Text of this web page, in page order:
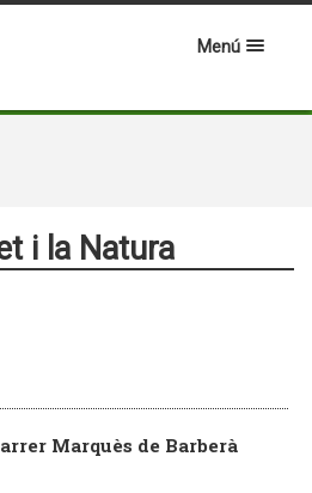
Menú
i la Natura
Marquès de Barberà